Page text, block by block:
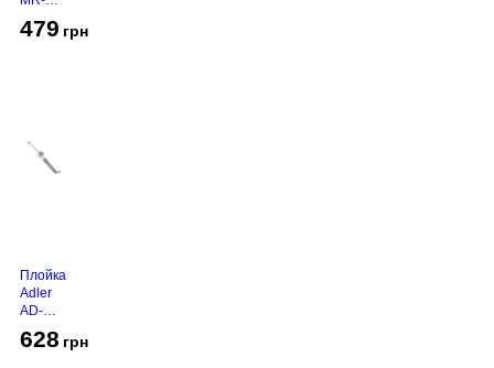
450
Grey
479 грн
Плойка
Adler
AD-
2116
628 грн